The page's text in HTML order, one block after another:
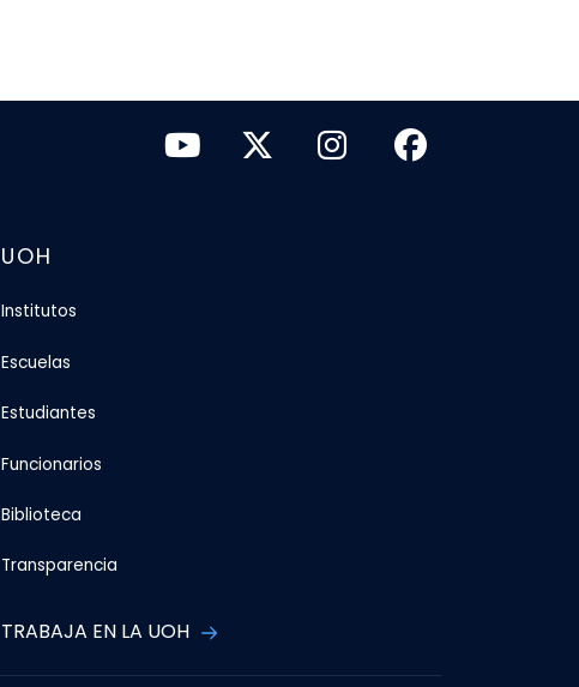
UOH
Institutos
Escuelas
Estudiantes
Funcionarios
Biblioteca
Transparencia
TRABAJA EN LA UOH